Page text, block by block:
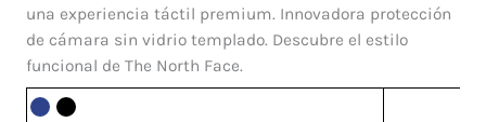
una experiencia táctil premium. Innovadora protección
de cámara sin vidrio templado. Descubre el estilo
funcional de The North Face.
cantidad